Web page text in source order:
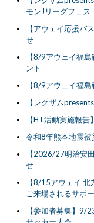
モンJリーグフェス
【アウェイ応援バ
せ
【8/9アウェイ福
ント
【8/9アウェイ福
【レクザム
【HT活動実施報
令和8年熊本地震
【2026/27明治安
せ
【8/15アウェイ
ご来場されるサポ
【参加者募集】9/